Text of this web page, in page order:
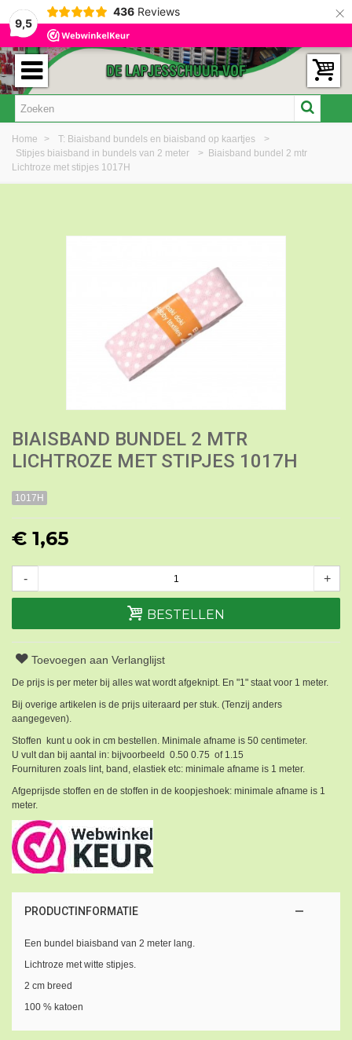
9,5
436 Reviews ×
Home > T: Biaisband bundels en biaisband op kaartjes
>
Stipjes biaisband in bundels van 2 meter
> Biaisband bundel 2 mtr
Lichtroze met stipjes 1017H
BIAISBAND BUNDEL 2 MTR
LICHTROZE MET STIPJES 1017H
1017H
€ 1,65
- +
BESTELLEN
Toevoegen aan Verlanglijst
De prijs is per meter bij alles wat wordt afgeknipt. En "1" staat voor 1 meter.
Bij overige artikelen is de prijs uiteraard per stuk. (Tenzij anders
aangegeven).
Stoffen kunt u ook in cm bestellen. Minimale afname is 50 centimeter.
U vult dan bij aantal in: bijvoorbeeld 0.50 0.75 of 1.15
Fournituren zoals lint, band, elastiek etc: minimale afname is 1 meter.
Afgeprijsde stoffen en de stoffen in de koopjeshoek: minimale afname is 1
meter.
PRODUCTINFORMATIE
Een bundel biaisband van 2 meter lang.
Lichtroze met witte stipjes.
2 cm breed
100 % katoen